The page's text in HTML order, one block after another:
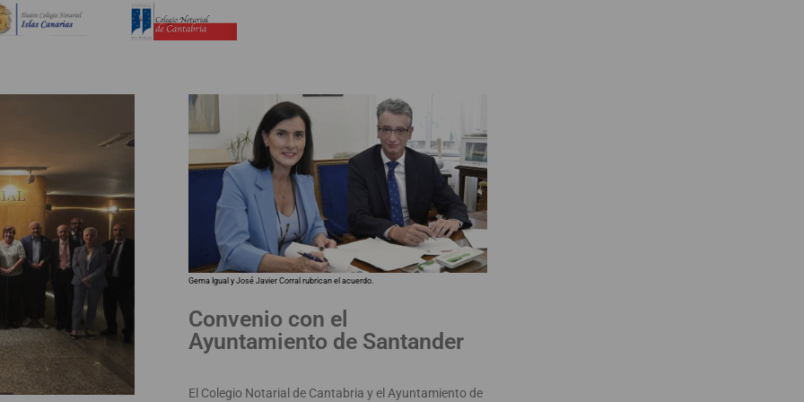
Gema Igual y José Javier Corral rubrican el acuerdo.
Convenio con el
Ayuntamiento de Santander
El Colegio Notarial de Cantabria y el Ayuntamiento de